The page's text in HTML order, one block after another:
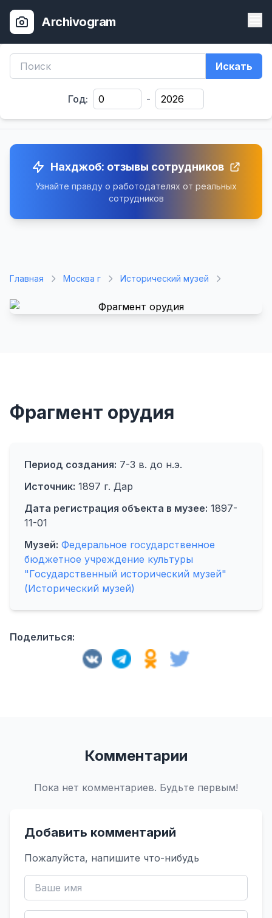
Archivogram
Искать
Год: -
Нахджоб: отзывы сотрудников
Узнайте правду о работодателях от реальных
сотрудников
Главная Москва г Исторический музей
Фрагмент орудия
Период создания: 7-3 в. до н.э.
Источник: 1897 г. Дар
Дата регистрация объекта в музее: 1897-
11-01
Музей: Федеральное государственное
бюджетное учреждение культуры
"Государственный исторический музей"
(Исторический музей)
Поделиться:
Комментарии
Пока нет комментариев. Будьте первым!
Добавить комментарий
Пожалуйста, напишите что-нибудь